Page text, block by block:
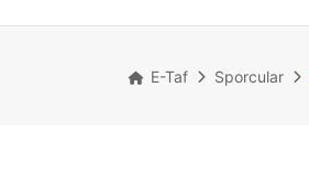
E-Taf Sporcular